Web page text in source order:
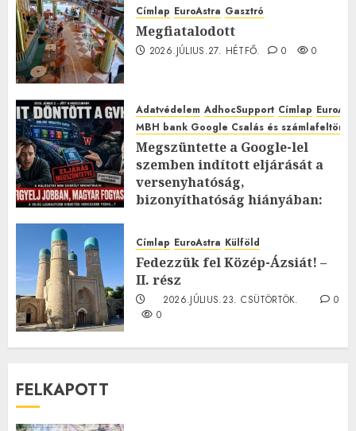
Címlap EuroAstra Gasztró
Megfiatalodott
2026.JÚLIUS.27. HÉTFŐ. 0 0
Adatvédelem AdhocSupport Címlap
MBH bank Google Csalás és
Megszüntette a Google-lel
szemben indított eljárását a
versenyhatóság,
bizonyíthatóság hiányában:
2026.JÚLIUS.23. CSÜTÖRTÖK.
0
Címlap EuroAstra Külföld
Fedezzük fel Közép-Ázsiát! –
II. rész
2026.JÚLIUS.23. CSÜTÖRTÖK.
0
0
FELKAPOTT